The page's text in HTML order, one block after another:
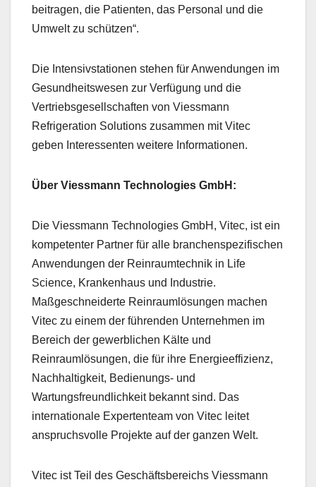
beitragen, die Patienten, das Personal und die
Umwelt zu schützen“.
Die Intensivstationen stehen für Anwendungen im
Gesundheitswesen zur Verfügung und die
Vertriebsgesellschaften von Viessmann
Refrigeration Solutions zusammen mit Vitec
geben Interessenten weitere Informationen.
Über Viessmann Technologies GmbH:
Die Viessmann Technologies GmbH, Vitec, ist ein
kompetenter Partner für alle branchenspezifischen
Anwendungen der Reinraumtechnik in Life
Science, Krankenhaus und Industrie.
Maßgeschneiderte Reinraumlösungen machen
Vitec zu einem der führenden Unternehmen im
Bereich der gewerblichen Kälte und
Reinraumlösungen, die für ihre Energieeffizienz,
Nachhaltigkeit, Bedienungs- und
Wartungsfreundlichkeit bekannt sind. Das
internationale Expertenteam von Vitec leitet
anspruchsvolle Projekte auf der ganzen Welt.
Vitec ist Teil des Geschäftsbereichs Viessmann